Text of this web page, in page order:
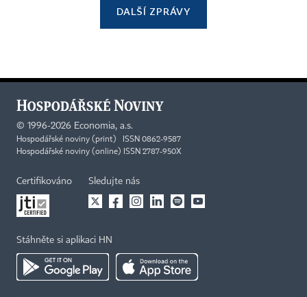
DALŠÍ ZPRÁVY
© 1996-2026 Economia, a.s.
Hospodářské noviny (print) ISSN 0862-9587
Hospodářské noviny (online) ISSN 2787-950X
Certifikováno Sledujte nás
Stáhněte si aplikaci HN